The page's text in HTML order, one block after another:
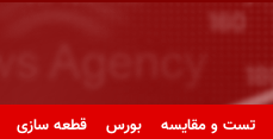
تست و مقایسه بورس قطعه سازی